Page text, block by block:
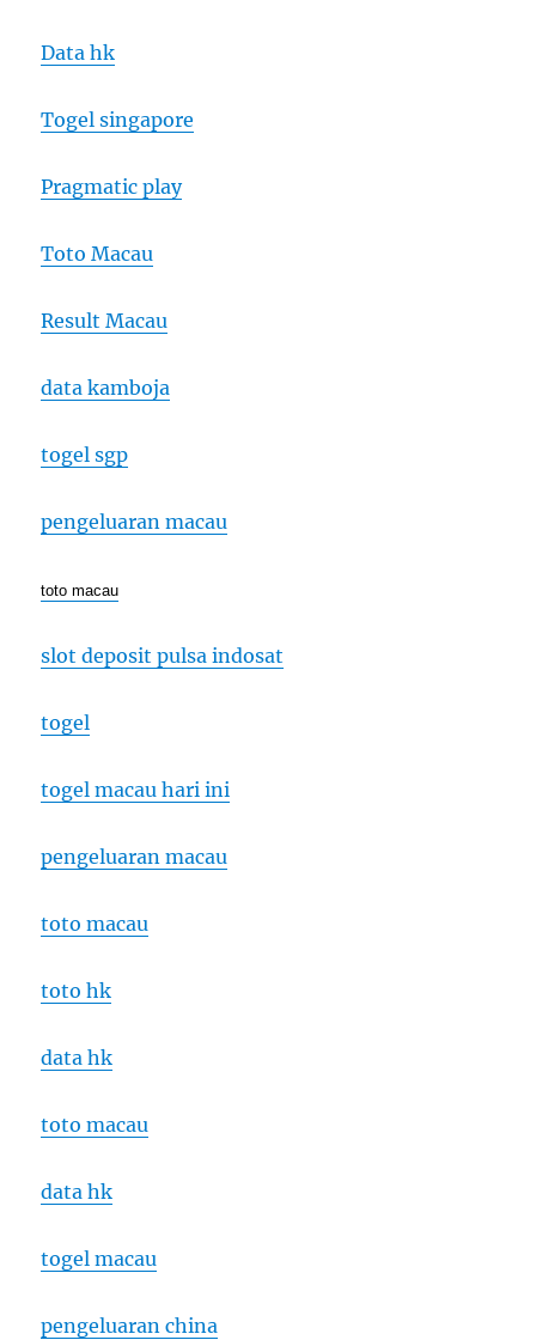
Data hk
Togel singapore
Pragmatic play
Toto Macau
Result Macau
data kamboja
togel sgp
pengeluaran macau
toto macau
slot deposit pulsa indosat
togel
togel macau hari ini
pengeluaran macau
toto macau
toto hk
data hk
toto macau
data hk
togel macau
pengeluaran china